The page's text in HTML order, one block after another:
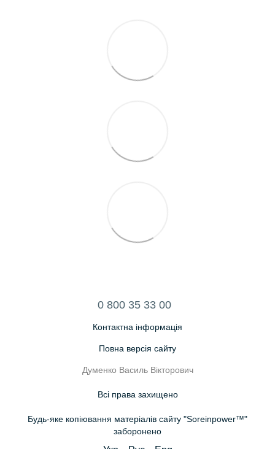
0 800 35 33 00
Контактна інформація
Повна версія сайту
Думенко Василь Вікторович
Всі права захищено
Будь-яке копіювання матеріалів сайту "Soreinpower™"
заборонено